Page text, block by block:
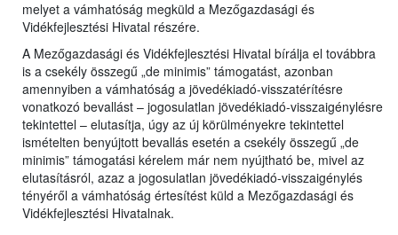
melyet a vámhatóság megküld a Mezőgazdasági és
Vidékfejlesztési Hivatal részére.
A Mezőgazdasági és Vidékfejlesztési Hivatal bírálja el továbbra
is a csekély összegű „de minimis” támogatást, azonban
amennyiben a vámhatóság a jövedékiadó-visszatérítésre
vonatkozó bevallást – jogosulatlan jövedékiadó-visszaigénylésre
tekintettel – elutasítja, úgy az új körülményekre tekintettel
ismételten benyújtott bevallás esetén a csekély összegű „de
minimis” támogatási kérelem már nem nyújtható be, mivel az
elutasításról, azaz a jogosulatlan jövedékiadó-visszaigénylés
tényéről a vámhatóság értesítést küld a Mezőgazdasági és
Vidékfejlesztési Hivatalnak.